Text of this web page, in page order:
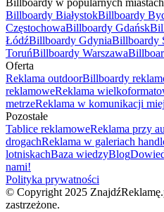
Billboardy w popularnych miastach
Billboardy BiałystokBillboardy
CzęstochowaBillboardy Gdańsk
ŁódźBillboardy GdyniaBillboardy
ToruńBillboardy Warszawa
Oferta
Reklama outdoorBillboardy
reklamoweReklama
metrzeReklama w komunikacji
Pozostałe
Tablice reklamoweReklama przy
drogachReklama w galeriach
lotniskachBaza wiedzyBlog
nami!
Polityka prywatności
© Copyright 2025
zastrzeżone.